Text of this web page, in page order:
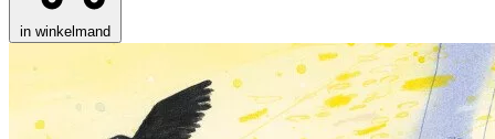
in winkelmand